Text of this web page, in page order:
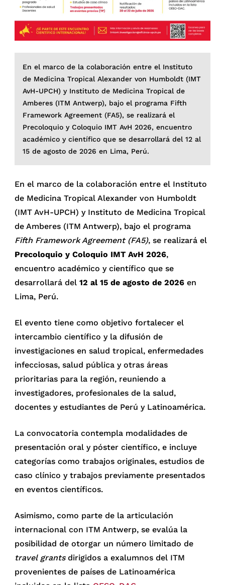
En el marco de la colaboración entre el Instituto
de Medicina Tropical Alexander von Humboldt (IMT
AvH-UPCH) y Instituto de Medicina Tropical de
Amberes (ITM Antwerp), bajo el programa Fifth
Framework Agreement (FA5), se realizará el
Precoloquio y Coloquio IMT AvH 2026, encuentro
académico y científico que se desarrollará del 12 al
15 de agosto de 2026 en Lima, Perú.
En el marco de la colaboración entre el Instituto
de Medicina Tropical Alexander von Humboldt
(IMT AvH-UPCH) y Instituto de Medicina Tropical
de Amberes (ITM Antwerp), bajo el programa
Fifth Framework Agreement (FA5), se realizará el
Precoloquio y Coloquio IMT AvH 2026,
encuentro académico y científico que se
desarrollará del12 al 15 de agosto de 2026 en
Lima, Perú.
El evento tiene como objetivo fortalecer el
intercambio científico y la difusión de
investigaciones en salud tropical, enfermedades
infecciosas, salud pública y otras áreas
prioritarias para la región, reuniendo a
investigadores, profesionales de la salud,
docentes y estudiantes de Perú y Latinoamérica.
La convocatoria contempla modalidades de
presentación oral y póster científico, e incluye
categorías como trabajos originales, estudios de
caso clínico y trabajos previamente presentados
en eventos científicos.
Asimismo, como parte de la articulación
internacional con ITM Antwerp, se evalúa la
posibilidad de otorgar un número limitado de
travel grantsdirigidos a exalumnos del ITM
provenientes de países de Latinoamérica